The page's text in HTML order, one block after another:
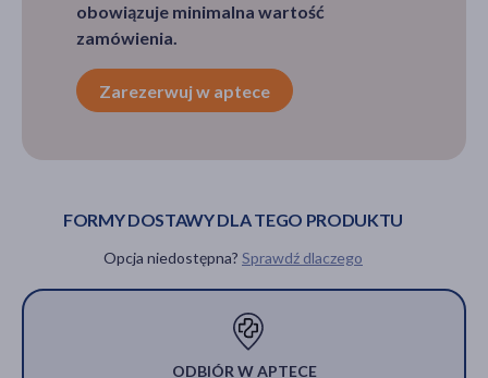
obowiązuje minimalna wartość
zamówienia.
Zarezerwuj w aptece
FORMY DOSTAWY DLA TEGO PRODUKTU
Opcja niedostępna? Sprawdź dlaczego
ODBIÓR W APTECE